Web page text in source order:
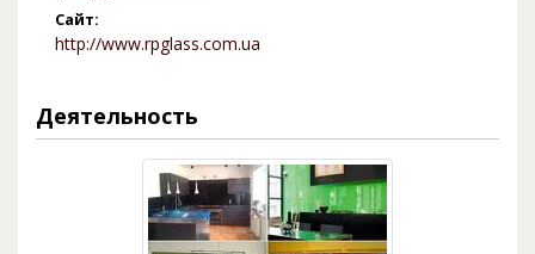
Сайт:
http://www.rpglass.com.ua
Деятельность